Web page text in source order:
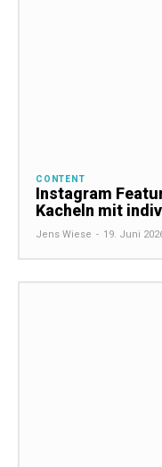
CONTENT
Instagram
Kacheln mit
Jens Wiese - 19. Juni